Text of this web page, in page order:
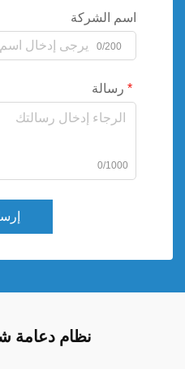
اسم الشركة
0/200
رسالة
0/1000
نظام دعامة